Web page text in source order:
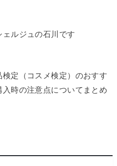
ルジュの石川です
定（コスメ検定）のおすす
時の注意点についてまとめ